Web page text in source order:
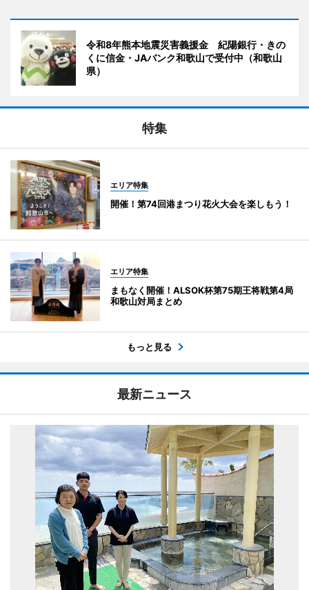
令和8年熊本地震災害義援金 紀陽銀行・きの
くに信金・JAバンク和歌山で受付中（和歌山
県）
特集
エリア特集
開催！第74回港まつり花火大会を楽しもう！
エリア特集
まもなく開催！ALSOK杯第75期王将戦第4局
和歌山対局まとめ
もっと見る
最新ニュース